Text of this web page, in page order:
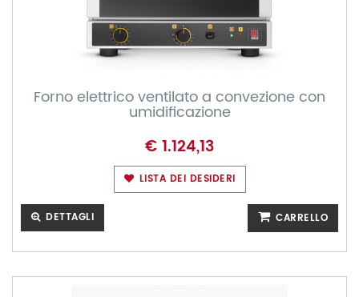
Forno elettrico ventilato a convezione con
umidificazione
€ 1.124,13
LISTA DEI DESIDERI
DETTAGLI CARRELLO